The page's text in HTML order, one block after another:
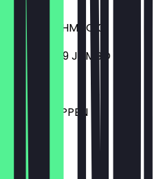
VOLLGESCHMACK
SINGLE 12,99 JUMBO 17,99
17,99 €
POWERHAPPEN
10,99 €